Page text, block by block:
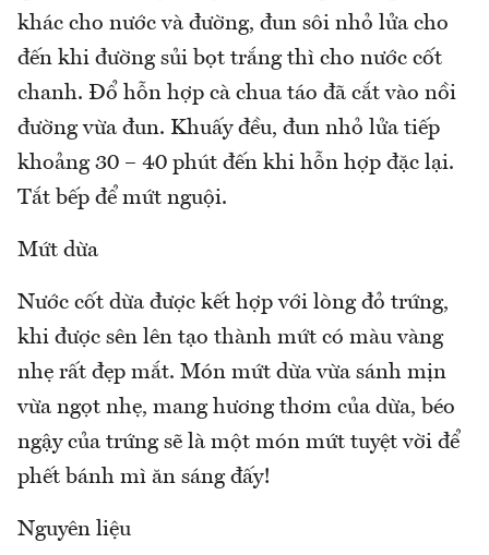
khác cho nước và đường, đun sôi nhỏ lửa cho
đến khi đường sủi bọt trắng thì cho nước cốt
chanh. Đổ hỗn hợp cà chua táo đã cắt vào nồi
đường vừa đun. Khuấy đều, đun nhỏ lửa tiếp
khoảng 30 – 40 phút đến khi hỗn hợp đặc lại.
Tắt bếp để mứt nguội.
Mứt dừa
Nước cốt dừa được kết hợp với lòng đỏ trứng,
khi được sên lên tạo thành mứt có màu vàng
nhẹ rất đẹp mắt. Món mứt dừa vừa sánh mịn
vừa ngọt nhẹ, mang hương thơm của dừa, béo
ngậy của trứng sẽ là một món mứt tuyệt vời để
phết bánh mì ăn sáng đấy!
Nguyên liệu